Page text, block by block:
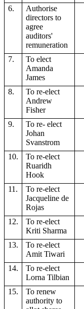
6.
Authorise
directors to
agree
auditors'
remuneration
7.
To elect
Amanda
James
8.
To re-elect
Andrew
Fisher
9.
To re- elect
Johan
Svanstrom
10.
To re-elect
Ruaridh
Hook
11.
To re-elect
Jacqueline de
Rojas
12.
To re-elect
Kriti Sharma
13.
To re-elect
Amit Tiwari
14.
To re-elect
Lorna Tilbian
15.
To renew
authority to